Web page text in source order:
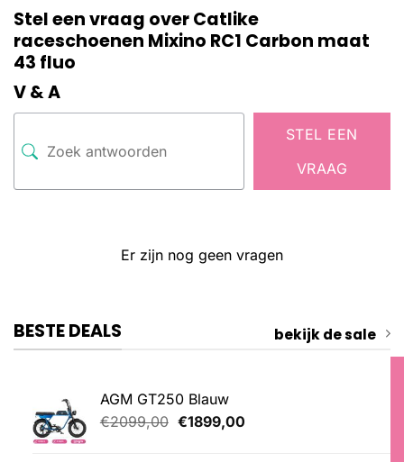
Stel een vraag over Catlike
raceschoenen Mixino RC1 Carbon maat
43 fluo
V & A
STEL EEN
VRAAG
Er zijn nog geen vragen
BESTE DEALS bekijk de sale
AGM GT250 Blauw
€2099,00 Oorspronkelijke
€1899,00Huidige